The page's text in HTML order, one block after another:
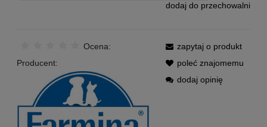
dodaj do przechowalni
Ocena:
Producent:
zapytaj o produkt
poleć znajomemu
dodaj opinię